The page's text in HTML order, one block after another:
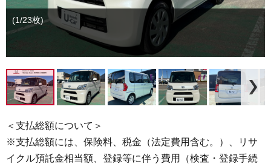
(1/23枚)
＜支払総額について＞
※支払総額には、保険料、税金（法定費用含む。）、リサ
イクル預託金相当額、登録等に伴う費用（検査・登録手続